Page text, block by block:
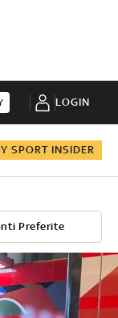
LOGIN
SPORT INSIDER
Preferite